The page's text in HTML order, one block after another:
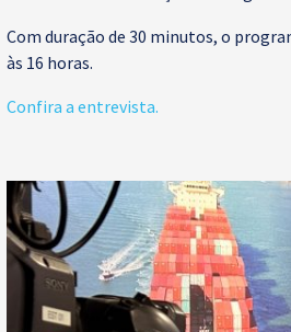
Com duração de 30 minutos, o
às 16 horas.
Confira a entrevista.